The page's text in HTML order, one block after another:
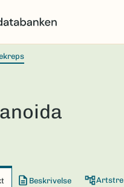
Beskrivelse Artstre